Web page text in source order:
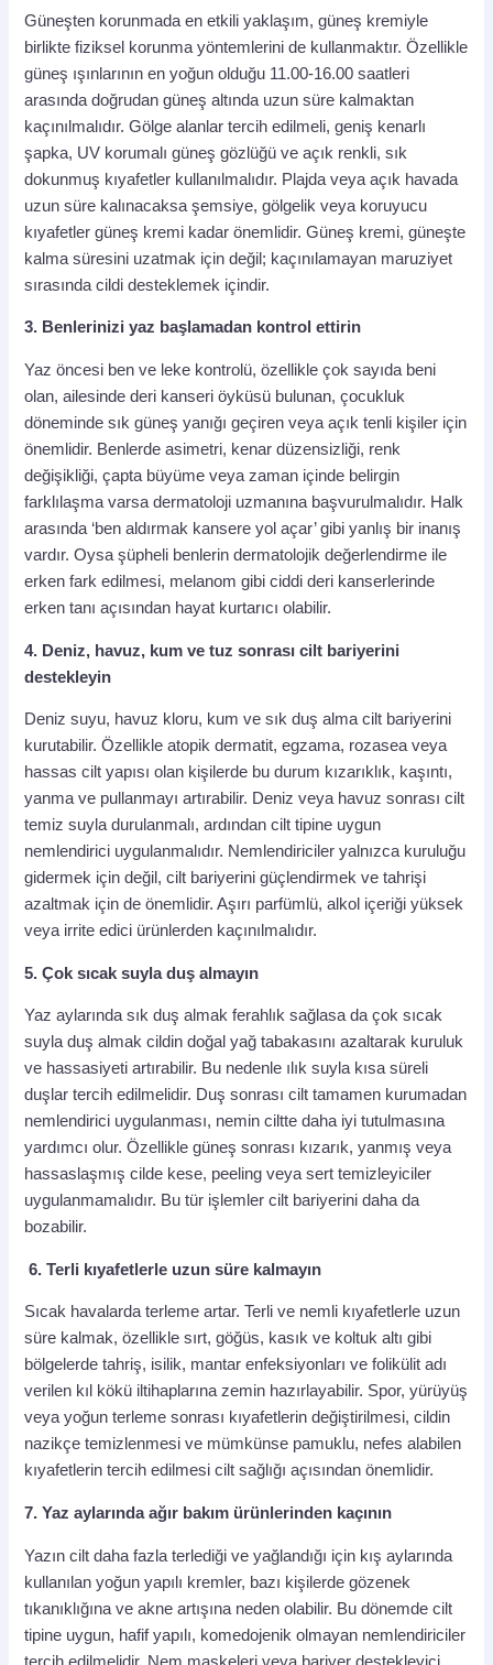
Güneşten korunmada en etkili yaklaşım, güneş kremiyle
birlikte fiziksel korunma yöntemlerini de kullanmaktır. Özellikle
güneş ışınlarının en yoğun olduğu 11.00-16.00 saatleri
arasında doğrudan güneş altında uzun süre kalmaktan
kaçınılmalıdır. Gölge alanlar tercih edilmeli, geniş kenarlı
şapka, UV korumalı güneş gözlüğü ve açık renkli, sık
dokunmuş kıyafetler kullanılmalıdır. Plajda veya açık havada
uzun süre kalınacaksa şemsiye, gölgelik veya koruyucu
kıyafetler güneş kremi kadar önemlidir. Güneş kremi, güneşte
kalma süresini uzatmak için değil; kaçınılamayan maruziyet
sırasında cildi desteklemek içindir.
3. Benlerinizi yaz başlamadan kontrol ettirin
Yaz öncesi ben ve leke kontrolü, özellikle çok sayıda beni
olan, ailesinde deri kanseri öyküsü bulunan, çocukluk
döneminde sık güneş yanığı geçiren veya açık tenli kişiler için
önemlidir. Benlerde asimetri, kenar düzensizliği, renk
değişikliği, çapta büyüme veya zaman içinde belirgin
farklılaşma varsa dermatoloji uzmanına başvurulmalıdır. Halk
arasında ‘ben aldırmak kansere yol açar’ gibi yanlış bir inanış
vardır. Oysa şüpheli benlerin dermatolojik değerlendirme ile
erken fark edilmesi, melanom gibi ciddi deri kanserlerinde
erken tanı açısından hayat kurtarıcı olabilir.
4. Deniz, havuz, kum ve tuz sonrası cilt bariyerini
destekleyin
Deniz suyu, havuz kloru, kum ve sık duş alma cilt bariyerini
kurutabilir. Özellikle atopik dermatit, egzama, rozasea veya
hassas cilt yapısı olan kişilerde bu durum kızarıklık, kaşıntı,
yanma ve pullanmayı artırabilir. Deniz veya havuz sonrası cilt
temiz suyla durulanmalı, ardından cilt tipine uygun
nemlendirici uygulanmalıdır. Nemlendiriciler yalnızca kuruluğu
gidermek için değil, cilt bariyerini güçlendirmek ve tahrişi
azaltmak için de önemlidir. Aşırı parfümlü, alkol içeriği yüksek
veya irrite edici ürünlerden kaçınılmalıdır.
5. Çok sıcak suyla duş almayın
Yaz aylarında sık duş almak ferahlık sağlasa da çok sıcak
suyla duş almak cildin doğal yağ tabakasını azaltarak kuruluk
ve hassasiyeti artırabilir. Bu nedenle ılık suyla kısa süreli
duşlar tercih edilmelidir. Duş sonrası cilt tamamen kurumadan
nemlendirici uygulanması, nemin ciltte daha iyi tutulmasına
yardımcı olur. Özellikle güneş sonrası kızarık, yanmış veya
hassaslaşmış cilde kese, peeling veya sert temizleyiciler
uygulanmamalıdır. Bu tür işlemler cilt bariyerini daha da
bozabilir.
6. Terli kıyafetlerle uzun süre kalmayın
Sıcak havalarda terleme artar. Terli ve nemli kıyafetlerle uzun
süre kalmak, özellikle sırt, göğüs, kasık ve koltuk altı gibi
bölgelerde tahriş, isilik, mantar enfeksiyonları ve folikülit adı
verilen kıl kökü iltihaplarına zemin hazırlayabilir. Spor, yürüyüş
veya yoğun terleme sonrası kıyafetlerin değiştirilmesi, cildin
nazikçe temizlenmesi ve mümkünse pamuklu, nefes alabilen
kıyafetlerin tercih edilmesi cilt sağlığı açısından önemlidir.
7. Yaz aylarında ağır bakım ürünlerinden kaçının
Yazın cilt daha fazla terlediği ve yağlandığı için kış aylarında
kullanılan yoğun yapılı kremler, bazı kişilerde gözenek
tıkanıklığına ve akne artışına neden olabilir. Bu dönemde cilt
tipine uygun, hafif yapılı, komedojenik olmayan nemlendiriciler
tercih edilmelidir. Nem maskeleri veya bariyer destekleyici